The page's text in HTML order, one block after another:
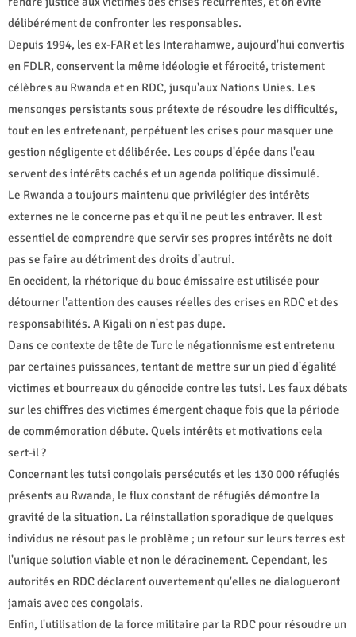
délibérément de confronter les responsables.
Depuis 1994, les ex-FAR et les Interahamwe, aujourd'hui convertis
en FDLR, conservent la même idéologie et férocité, tristement
célèbres au Rwanda et en RDC, jusqu'aux Nations Unies. Les
mensonges persistants sous prétexte de résoudre les difficultés,
tout en les entretenant, perpétuent les crises pour masquer une
gestion négligente et délibérée. Les coups d'épée dans l'eau
servent des intérêts cachés et un agenda politique dissimulé.
Le Rwanda a toujours maintenu que privilégier des intérêts
externes ne le concerne pas et qu'il ne peut les entraver. Il est
essentiel de comprendre que servir ses propres intérêts ne doit
pas se faire au détriment des droits d'autrui.
En occident, la rhétorique du bouc émissaire est utilisée pour
détourner l'attention des causes réelles des crises en RDC et des
responsabilités. A Kigali on n'est pas dupe.
Dans ce contexte de tête de Turc le négationnisme est entretenu
par certaines puissances, tentant de mettre sur un pied d'égalité
victimes et bourreaux du génocide contre les tutsi. Les faux débats
sur les chiffres des victimes émergent chaque fois que la période
de commémoration débute. Quels intérêts et motivations cela
sert-il ?
Concernant les tutsi congolais persécutés et les 130 000 réfugiés
présents au Rwanda, le flux constant de réfugiés démontre la
gravité de la situation. La réinstallation sporadique de quelques
individus ne résout pas le problème ; un retour sur leurs terres est
l'unique solution viable et non le déracinement. Cependant, les
autorités en RDC déclarent ouvertement qu'elles ne dialogueront
jamais avec ces congolais.
Enfin, l'utilisation de la force militaire par la RDC pour résoudre un